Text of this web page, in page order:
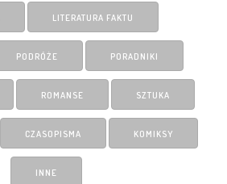
LITERATURA FAKTU
PODRÓŻE PORADNIKI
ROMANSE SZTUKA
CZASOPISMA KOMIKSY
INNE